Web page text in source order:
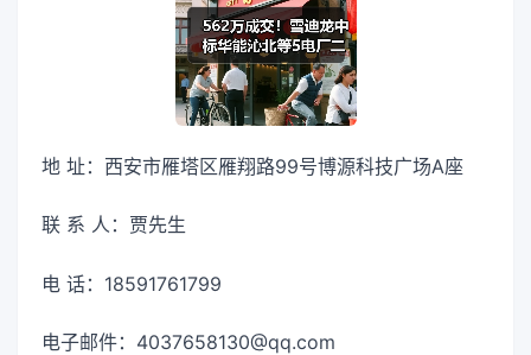
地 址：西安市雁塔区雁翔路99号博源科技广场A座
联 系 人：贾先生
电 话：18591761799
电子邮件：4037658130@qq.com